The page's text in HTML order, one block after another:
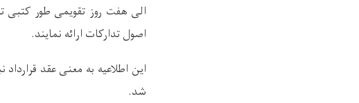
اصول تدارکات ارائه نمایند.
این اطلاعیه به معنی عقد
شد.